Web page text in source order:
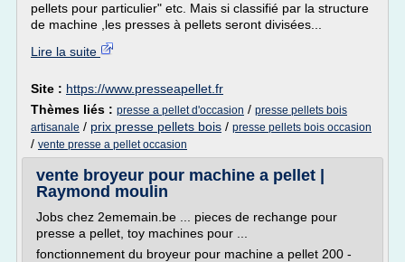
pellets pour particulier" etc. Mais si classifié par la structure
de machine ,les presses à pellets seront divisées...
Lire la suite
Site : https://www.presseapellet.fr
Thèmes liés : presse a pellet d'occasion / presse pellets bois
artisanale / prix presse pellets bois / presse pellets bois occasion
/ vente presse a pellet occasion
vente broyeur pour machine a pellet |
Raymond moulin
Jobs chez 2ememain.be ... pieces de rechange pour
presse a pellet, toy machines pour ...
fonctionnement du broyeur pour machine a pellet 200 -